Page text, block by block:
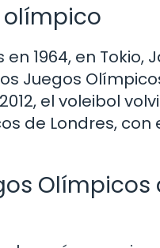
olímpico
1964, en Tokio,
Juegos
el voleibol
de Londres, con
Olímpicos